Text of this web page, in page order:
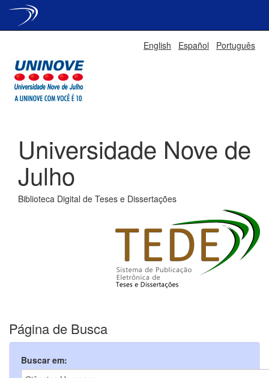
English Español Português
Universidade Nove de
Julho
Biblioteca Digital de Teses e Dissertações
Página de Busca
Buscar em: